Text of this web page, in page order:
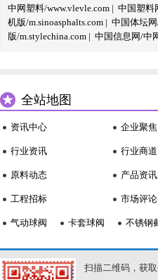
中网塑料/www.vlevle.com | 中国塑料
机版/m.sinoasphalts.com | 中国体坛
版/m.stylechina.com | 中国信息网/中
全站地图
资讯中心
行业资讯
原料动态
工程招标
企业聚焦
行业商道
产品资讯
市场评论
气动球阀 卡套球阀 不锈钢
扫描二维码，获